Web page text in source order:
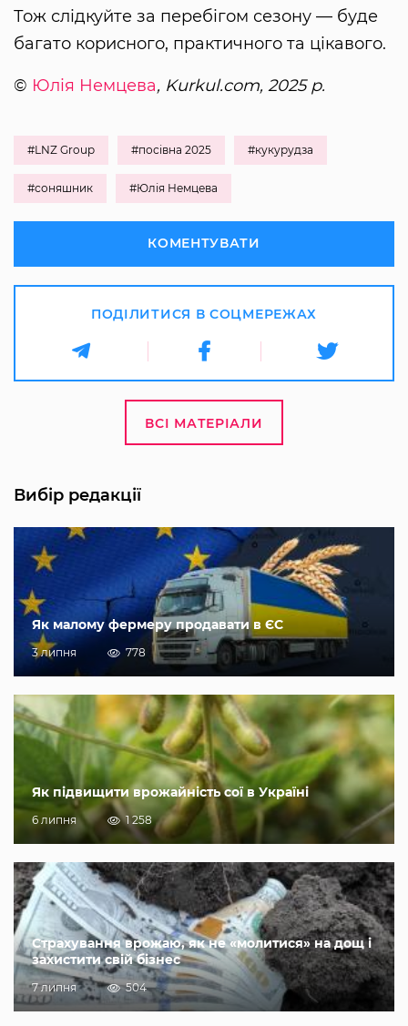
Тож слідкуйте за перебігом сезону — буде
багато корисного, практичного та цікавого.
© Юлія Немцева, Kurkul.com, 2025 р.
#LNZ Group #посівна 2025 #кукурудза
#соняшник #Юлія Немцева
КОМЕНТУВАТИ
ПОДІЛИТИСЯ В СОЦМЕРЕЖАХ
ВСІ МАТЕРІАЛИ
Вибір редакції
Як малому фермеру продавати в ЄС
3 липня 778
Як підвищити врожайність сої в Україні
6 липня 1 258
Страхування врожаю, як не «молитися» на дощ і
захистити свій бізнес
7 липня 504